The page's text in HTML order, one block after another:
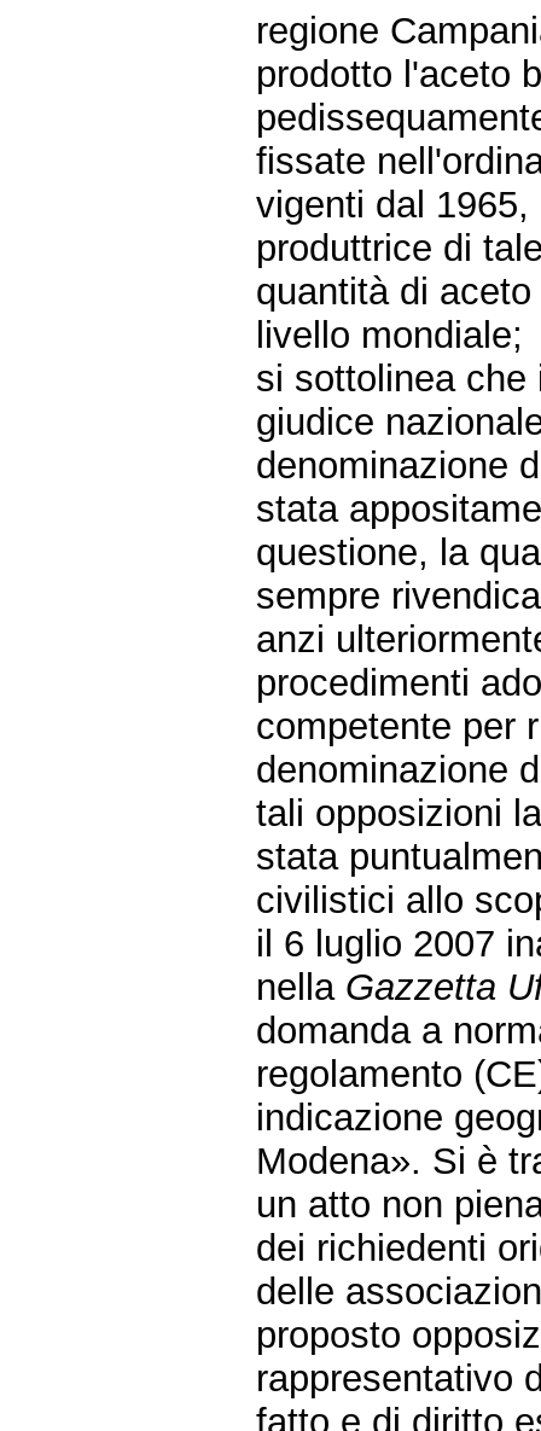
regione
prodotto l'aceto
fissate
vigenti dal
produttrice di
quantità di
livello mondiale;
si sottolinea che
giudice
denominazione
stata
questione, la
sempre
anzi
procedimenti
competente per
denominazione
tali opposizioni
stata
civilistici allo
il 6 luglio 2007
nella Gazzetta
domanda a
regolamento
indicazione
Modena». Si è
un atto non
dei richiedenti
delle
proposto
rappresentativo
fatto e di diritto